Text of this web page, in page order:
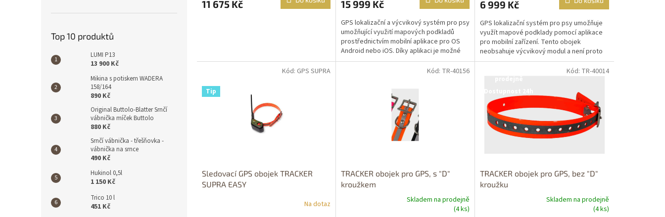
Top 10 produktů
LUMI P13
13 900 Kč
Mikina s potiskem WADERA
158/164
890 Kč
Original Buttolo-Blatter Srnčí
vábnička míček Buttolo
880 Kč
Srnčí vábnička - třešňovka -
vábnička na srnce
490 Kč
Hukinol 0,5l
1 150 Kč
Trico 10 l
451 Kč
11 675 Kč 15 999 Kč
GPS lokalizační a výcvikový systém pro psy
umožňující využití mapových podkladů
prostřednictvím mobilní aplikace pro OS
Android nebo iOS. Díky aplikaci je možné
zobr...
6 999 Kč
GPS lokalizační systém pro psy umožňuje
využít mapové podklady pomocí aplikace
pro mobilní zařízení. Tento obojek
neobsahuje výcvikový modul a není proto
možné vysíl...
Tip
Sledovací GPS obojek TRACKER
SUPRA EASY
Na dotaz
Kód: GPS SUPRA
TRACKER obojek pro GPS, s "D"
kroužkem
Skladem na prodejně
(4 ks)
Kód: TR-40156
TRACKER obojek pro GPS, bez "D"
kroužku
Skladem na prodejně
(4 ks)
Kód: TR-40014